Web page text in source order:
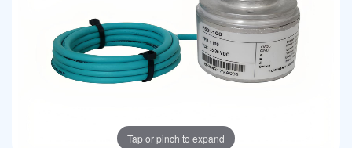
Tap or pinch to expand